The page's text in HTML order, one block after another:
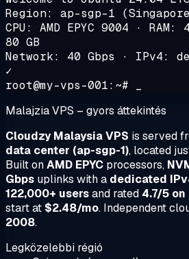
Region: ap-sgp-1
CPU: AMD EPYC 9004 · RAM:
80 GB
Network: 40 Gbps · IPv4:
✓
root@my-vps-001:~# _
Malajzia VPS – gyors áttekintés
Cloudzy Malaysia VPS is served
data center (ap-sgp-1), located
Built onAMD EPYC processors,
Gbps uplinks with a dedicated
122,000+ usersand rated 4.7/5
start at $2.48/mo. Independent
2008.
Legközelebbi régió